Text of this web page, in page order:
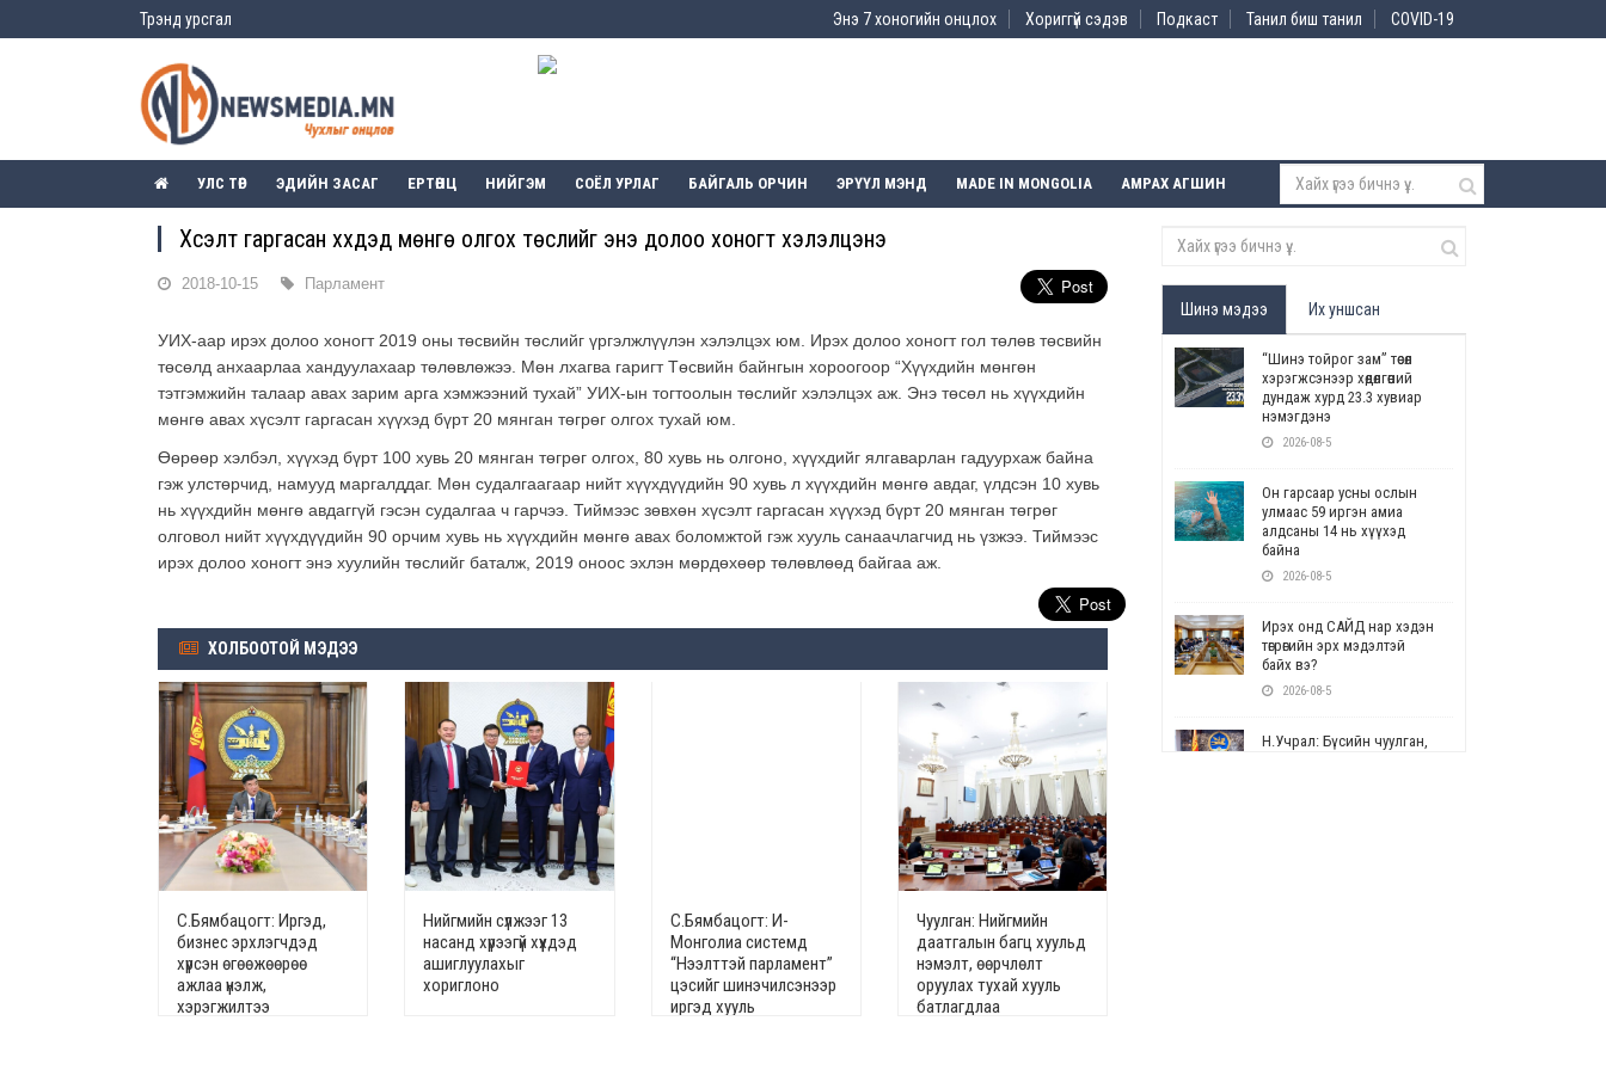
Трэнд урсгал Энэ 7 хоногийн онцлох Хориггүй сэдэв Подкаст Танил биш танил COVID-19
УЛС ТӨР ЭДИЙН ЗАСАГ ЕРТӨНЦ НИЙГЭМ СОЁЛ УРЛАГ БАЙГАЛЬ ОРЧИН ЭРҮҮЛ МЭНД MADE IN MONGOLIA АМРАХ АГШИН
Хүсэлт гаргасан хүүхдэд мөнгө олгох төслийг энэ долоо хоногт хэлэлцэнэ
2018-10-15 Парламент
УИХ-аар ирэх долоо хоногт 2019 оны төсвийн төслийг үргэлжлүүлэн хэлэлцэх юм. Ирэх долоо хоногт гол төлөв төсвийн
төсөлд анхаарлаа хандуулахаар төлөвлөжээ. Мөн лхагва гаригт Төсвийн байнгын хороогоор “Хүүхдийн мөнгөн
тэтгэмжийн талаар авах зарим арга хэмжээний тухай” УИХ-ын тогтоолын төслийг хэлэлцэх аж. Энэ төсөл нь хүүхдийн
мөнгө авах хүсэлт гаргасан хүүхэд бүрт 20 мянган төгрөг олгох тухай юм.
Өөрөөр хэлбэл, хүүхэд бүрт 100 хувь 20 мянган төгрөг олгох, 80 хувь нь олгоно, хүүхдийг ялгаварлан гадуурхаж байна
гэж улстөрчид, намууд маргалддаг. Мөн судалгаагаар нийт хүүхдүүдийн 90 хувь л хүүхдийн мөнгө авдаг, үлдсэн 10 хувь
нь хүүхдийн мөнгө авдаггүй гэсэн судалгаа ч гарчээ. Тиймээс зөвхөн хүсэлт гаргасан хүүхэд бүрт 20 мянган төгрөг
олговол нийт хүүхдүүдийн 90 орчим хувь нь хүүхдийн мөнгө авах боломжтой гэж хууль санаачлагчид нь үзжээ. Тиймээс
ирэх долоо хоногт энэ хуулийн төслийг баталж, 2019 оноос эхлэн мөрдөхөөр төлөвлөөд байгаа аж.
ХОЛБООТОЙ МЭДЭЭ
С.Бямбацогт: Иргэд,
бизнес эрхлэгчдэд
хүрсэн өгөөжөөрөө
ажлаа үнэлж,
хэрэгжилтээ
Нийгмийн сүлжээг 13
насанд хүрээгүй хүүхдэд
ашиглуулахыг
хориглоно
С.Бямбацогт: И-
Монголиа системд
“Нээлттэй парламент”
цэсийг шинэчилсэнээр
иргэд хууль
Чуулган: Нийгмийн
даатгалын багц хуульд
нэмэлт, өөрчлөлт
оруулах тухай хууль
батлагдлаа
Шинэ мэдээ Их уншсан
“Шинэ тойрог зам” төсөл
хэрэгжсэнээр хөдөлгөөний
дундаж хурд 23.3 хувиар
нэмэгдэнэ
2026-08-5
Он гарсаар усны ослын
улмаас 59 иргэн амиа
алдсаны 14 нь хүүхэд
байна
2026-08-5
Ирэх онд САЙД нар хэдэн
төгрөгийн эрх мэдэлтэй
байх вэ?
2026-08-5
Н.Учрал: Бүсийн чуулган,